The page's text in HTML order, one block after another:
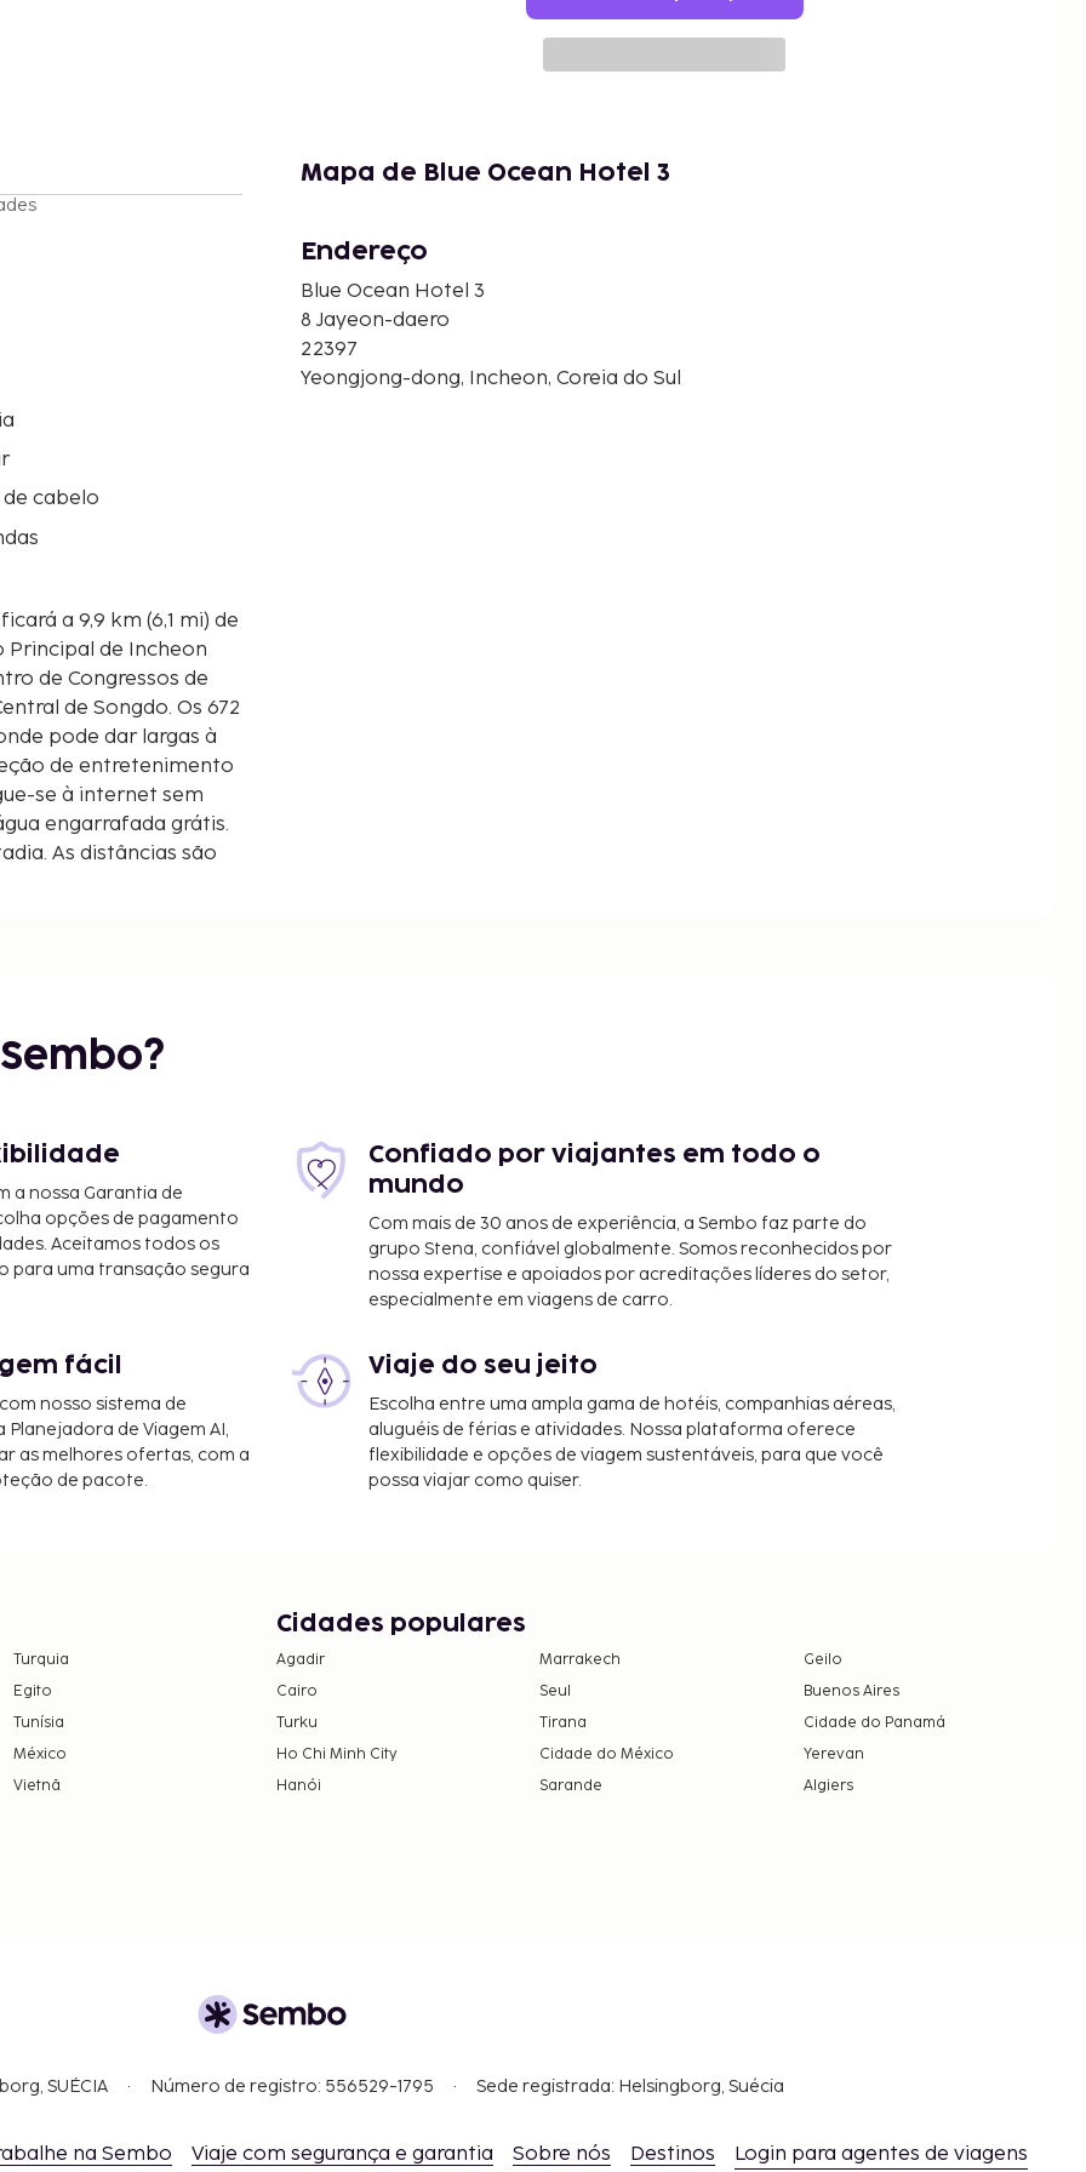
cabelo
a 9,9 km (6,1 mi) de
Principal de Incheon
de Songdo. Os 672
pode dar largas à
de entretenimento
se à internet sem
engarrafada grátis.
As distâncias são
9,6 mi
mi
mi
km/9,5 mi
21,1 mi
entre o leque de
um evento em
pequenos-almoços
uma sobretaxa. A
de
comodidades e os
e 8000 KRW
os depósitos podem
Mapa de Blue Ocean Hotel 3
Endereço
Blue Ocean Hotel 3
8 Jayeon-daero
22397
Yeongjong-dong, Incheon, Coreia do Sul
a nossa Garantia de
opções de pagamento
Aceitamos todos os
para uma transação segura
Confiado por viajantes em todo o
mundo
Com mais de 30 anos de experiência, a Sembo faz parte do
grupo Stena, confiável globalmente. Somos reconhecidos por
nossa expertise e apoiados por acreditações líderes do setor,
especialmente em viagens de carro.
fácil
nosso sistema de
Planejadora de Viagem AI,
as melhores ofertas, com a
de pacote.
Viaje do seu jeito
Escolha entre uma ampla gama de hotéis, companhias aéreas,
aluguéis de férias e atividades. Nossa plataforma oferece
flexibilidade e opções de viagem sustentáveis, para que você
possa viajar como quiser.
Turquia
Egito
Tunísia
México
Vietnã
Cidades populares
Agadir Marrakech
Geilo
Cairo
Seul
Buenos Aires
Turku
Tirana
Cidade do Panamá
Ho Chi Minh City
Cidade do México
Yerevan
Hanói
Sarande Algiers
SUÉCIA Número de registro: 556529-1795 Sede registrada: Helsingborg, Suécia
na Sembo Viaje com segurança e garantia Sobre nós Destinos Login para agentes de viagens